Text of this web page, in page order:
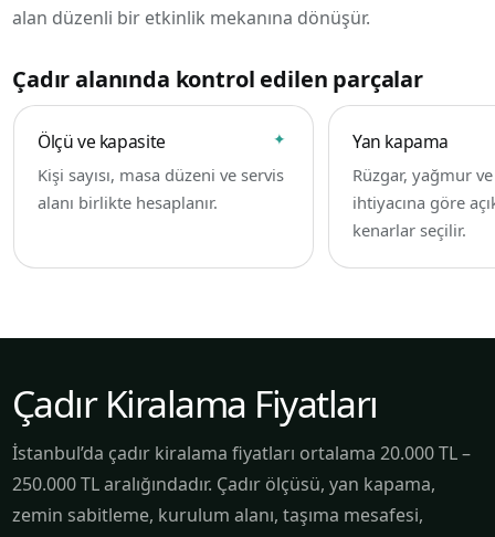
alan düzenli bir etkinlik mekanına dönüşür.
Çadır alanında kontrol edilen parçalar
Ölçü ve kapasite
Kişi sayısı, masa düzeni ve servis
alanı birlikte hesaplanır.
Yan kapama
Rüzgar, yağmur
ihtiyacına göre
kenarlar seçilir.
Çadır Kiralama Fiyatları
İstanbul’da çadır kiralama fiyatları ortalama 20.000 TL –
250.000 TL aralığındadır. Çadır ölçüsü, yan kapama,
zemin sabitleme, kurulum alanı, taşıma mesafesi,